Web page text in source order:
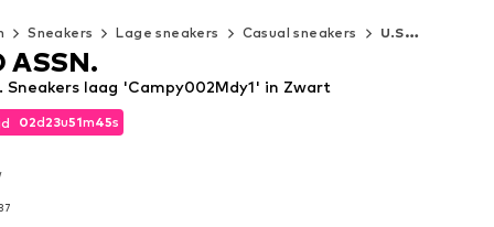
Sneakers Lage sneakers Casual sneakers U.S. POLO ASSN. Casual sneakers
02d23u51m44s
02d23u51m44s
Sneakers laag 'Campy002Mdy1' in Zwart
ASSN.